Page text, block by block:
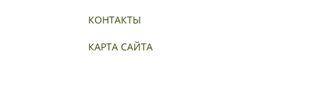
КОНТАКТЫ
КАРТА САЙТА